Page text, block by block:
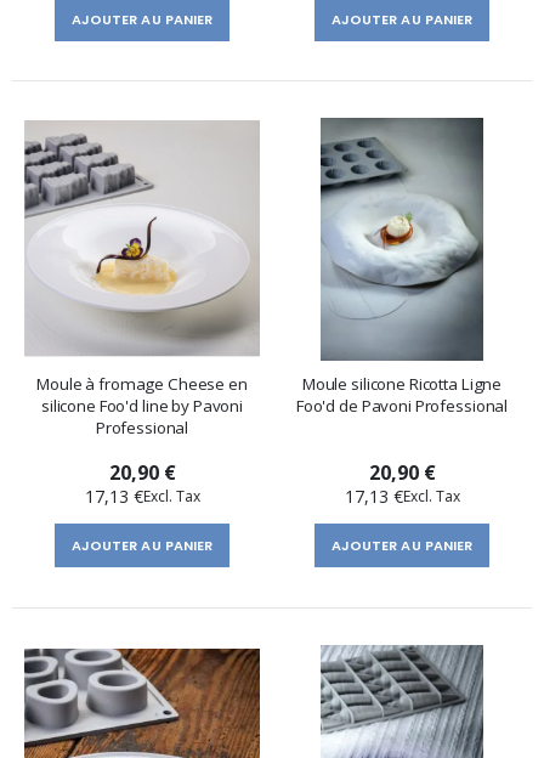
AJOUTER AU PANIER AJOUTER AU PANIER
Moule à fromage Cheese en
silicone Foo'd line by Pavoni
Professional
20,90 €
17,13 €
AJOUTER AU PANIER
Moule silicone Ricotta Ligne
Foo'd de Pavoni Professional
20,90 €
17,13 €
AJOUTER AU PANIER